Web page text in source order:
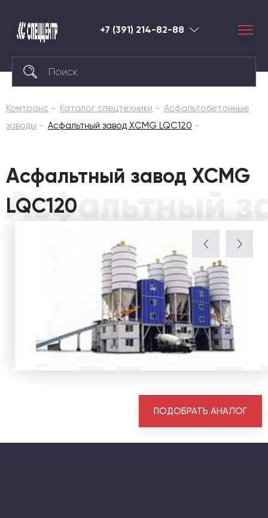
+7 (391) 214-82-88 Красноярск
Комтранс Каталог спецтехники
Асфальтобетонные
заводы
Асфальтный завод XCMG LQC120
Асфальтный
Асфальтный завод XCMG
LQC120
ПОДОБРАТЬ АНАЛОГ